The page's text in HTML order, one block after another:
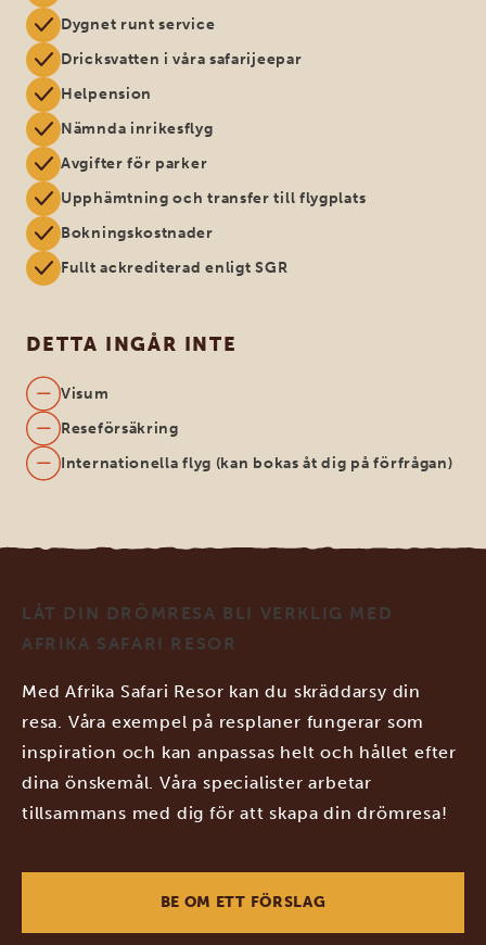
Dygnet runt service
Dricksvatten i våra safarijeepar
Helpension
Nämnda inrikesflyg
Avgifter för parker
Upphämtning och transfer till flygplats
Bokningskostnader
Fullt ackrediterad enligt SGR
DETTA INGÅR INTE
Visum
Reseförsäkring
Internationella flyg (kan bokas åt dig på förfrågan)
LÅT DIN DRÖMRESA BLI VERKLIG MED
AFRIKA SAFARI RESOR
Med Afrika Safari Resor kan du skräddarsy din
resa. Våra exempel på resplaner fungerar som
inspiration och kan anpassas helt och hållet efter
dina önskemål. Våra specialister arbetar
tillsammans med dig för att skapa din drömresa!
BE OM ETT FÖRSLAG